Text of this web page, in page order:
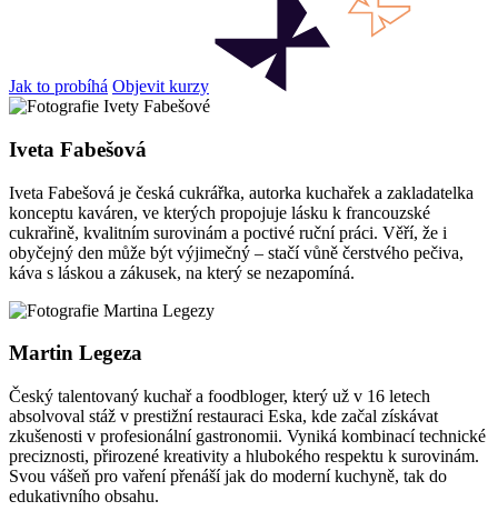
Jak to probíhá Objevit kurzy
Iveta Fabešová
Iveta Fabešová je česká cukrářka, autorka kuchařek a zakladatelka
konceptu kaváren, ve kterých propojuje lásku k francouzské
cukrařině, kvalitním surovinám a poctivé ruční práci. Věří, že i
obyčejný den může být výjimečný – stačí vůně čerstvého pečiva,
káva s láskou a zákusek, na který se nezapomíná.
Martin Legeza
Český talentovaný kuchař a foodbloger, který už v 16 letech
absolvoval stáž v prestižní restauraci Eska, kde začal získávat
zkušenosti v profesionální gastronomii. Vyniká kombinací technické
preciznosti, přirozené kreativity a hlubokého respektu k surovinám.
Svou vášeň pro vaření přenáší jak do moderní kuchyně, tak do
edukativního obsahu.